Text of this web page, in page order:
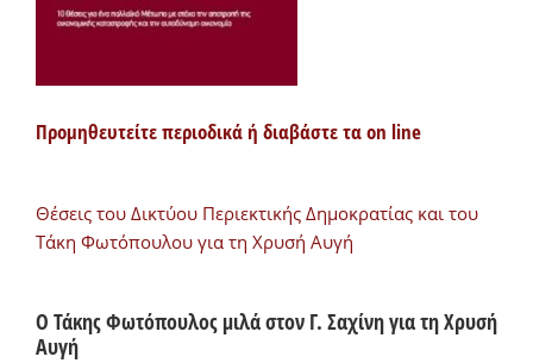
Προμηθευτείτε περιοδικά ή διαβάστε τα on line
Θέσεις του Δικτύου Περιεκτικής Δημοκρατίας και του
Τάκη Φωτόπουλου για τη Χρυσή Αυγή
Ο Τάκης Φωτόπουλος μιλά στον Γ. Σαχίνη για τη Χρυσή
Αυγή